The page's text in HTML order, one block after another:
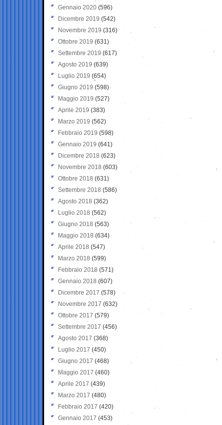
Gennaio 2020 (596)
Dicembre 2019 (542)
Novembre 2019 (316)
Ottobre 2019 (631)
Settembre 2019 (617)
Agosto 2019 (639)
Luglio 2019 (654)
Giugno 2019 (598)
Maggio 2019 (527)
Aprile 2019 (383)
Marzo 2019 (562)
Febbraio 2019 (598)
Gennaio 2019 (641)
Dicembre 2018 (623)
Novembre 2018 (603)
Ottobre 2018 (631)
Settembre 2018 (586)
Agosto 2018 (362)
Luglio 2018 (562)
Giugno 2018 (563)
Maggio 2018 (634)
Aprile 2018 (547)
Marzo 2018 (599)
Febbraio 2018 (571)
Gennaio 2018 (607)
Dicembre 2017 (578)
Novembre 2017 (632)
Ottobre 2017 (579)
Settembre 2017 (456)
Agosto 2017 (368)
Luglio 2017 (450)
Giugno 2017 (468)
Maggio 2017 (460)
Aprile 2017 (439)
Marzo 2017 (480)
Febbraio 2017 (420)
Gennaio 2017 (453)